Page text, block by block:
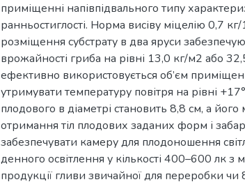
приміщенні напівпідвального типу
ранньостиглості. Норма висіву міцелію 0,7 кг/
розміщення субстрату в два яруси
врожайності гриба на рівні 13,0 кг/м2 або
ефективно використовується об’єм
утримувати температуру повітря на рівні
плодового в діаметрі становить 8,8 см, а
отримання тіл плодових заданих форм і
забезпечувати камеру для плодоношення
денного освітлення у кількості 400–600 лк
продукції гливи звичайної для переробки